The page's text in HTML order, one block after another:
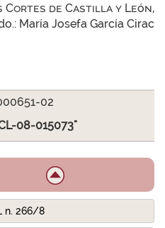
Cortes de Castilla y León,
María Josefa García Cirac
02
08-015073"
n. 266/8